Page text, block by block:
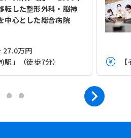
転した整形外科・脳神
中心とした総合病院
27.0万円
」（徒歩7分）